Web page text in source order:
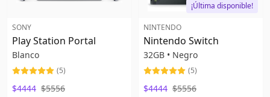
SONY
Play Station Portal
Blanco
(5)
$4444 $5556
¡Última disponible!
NINTENDO
Nintendo Switch
32GB • Negro
(5)
$4444 $5556